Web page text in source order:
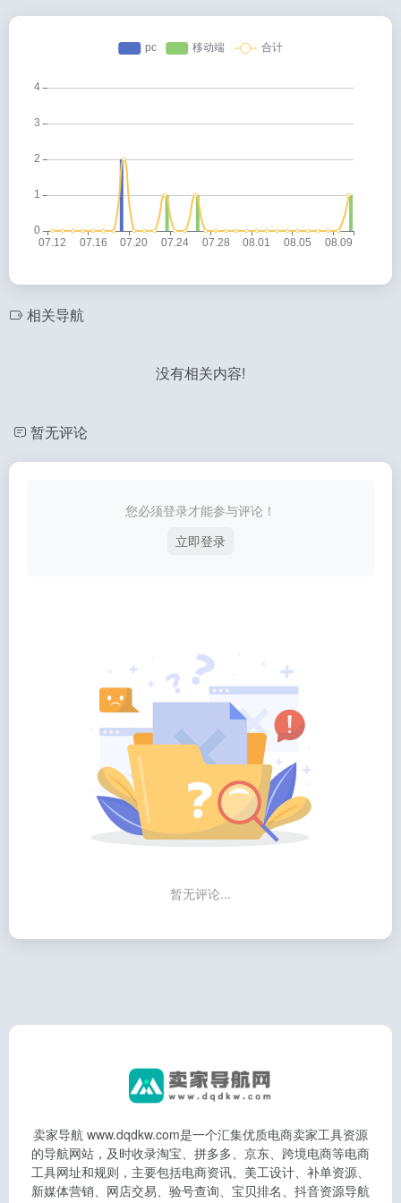
相关导航
没有相关内容!
暂无评论
您必须登录才能参与评论！
立即登录
暂无评论...
卖家导航 www.dqdkw.com是一个汇集优质电商卖家工具资源
的导航网站，及时收录淘宝、拼多多、京东、跨境电商等电商
工具网址和规则，主要包括电商资讯、美工设计、补单资源、
新媒体营销、网店交易、验号查询、宝贝排名、抖音资源导航